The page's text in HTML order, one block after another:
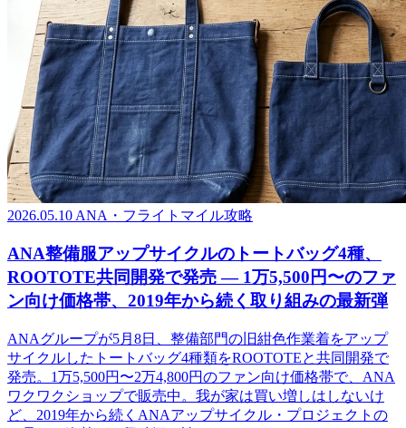
2026.05.10 ANA・フライトマイル攻略
ANA整備服アップサイクルのトートバッグ4種、
ROOTOTE共同開発で発売 ― 1万5,500円〜のファ
ン向け価格帯、2019年から続く取り組みの最新弾
ANAグループが5月8日、整備部門の旧紺色作業着をアップ
サイクルしたトートバッグ4種類をROOTOTEと共同開発で
発売。1万5,500円〜2万4,800円のファン向け価格帯で、ANA
ワクワクショップで販売中。我が家は買い増しはしないけ
ど、2019年から続くANAアップサイクル・プロジェクトの